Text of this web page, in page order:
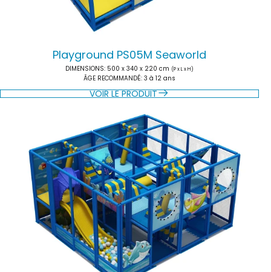
Playground PS05M Seaworld
DIMENSIONS: 500 x 340 x 220 cm (P x L x H)
ÂGE RECOMMANDÉ: 3 à 12 ans
VOIR LE PRODUIT